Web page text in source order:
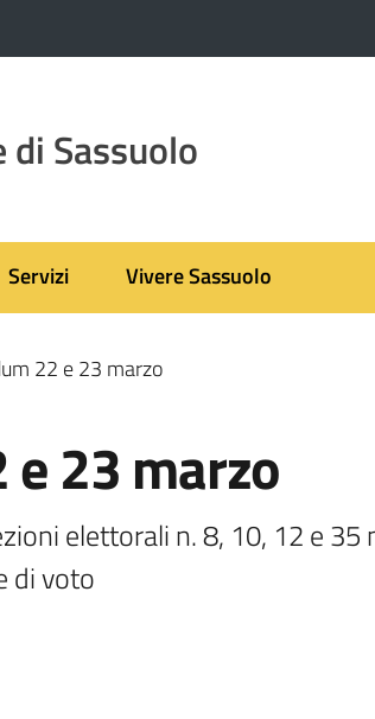
di Sassuolo
Servizi Vivere Sassuolo
22 e 23 marzo
23 marzo
elettorali n. 8, 10, 12 e 35
di voto